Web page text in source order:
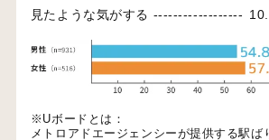
見たような気がする ------------------
※Uボードとは：
メトロアドエージェンシーが提供する駅ば